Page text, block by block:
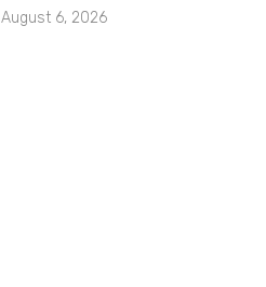
August 6, 2026